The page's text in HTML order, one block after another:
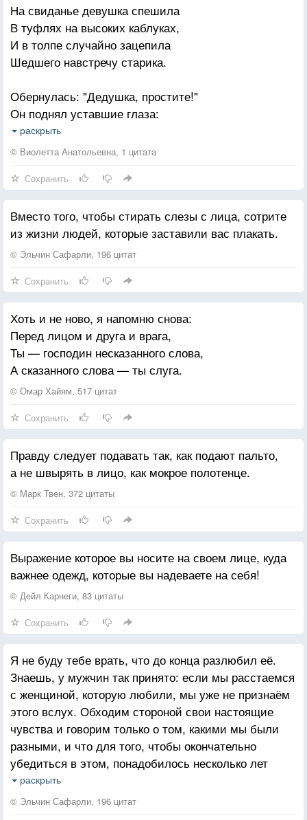
На свиданье девушка спешила
В туфлях на высоких каблуках,
И в толпе случайно зацепила
Шедшего навстречу старика.
Обернулась: "Дедушка, простите!"
Он поднял уставшие глаза:
"Милая, куда ж вы так спешите?"
"Ждут меня, опаздывать нельзя".
"Хорошо, когда вас где-то ждут,
И встречают с радостью на лицах,
А моя любовь нашла приют
Там, куда могу не торопиться."
И в глазах застыло сожаленье ...
Он продолжил : "Вот уже семь лет
Ей ношу ромашки в день рожденья.
Их она особенно любила,
В волосы вплетала и в венок.
Даже в день знакомства, помню, было
Много лет мы были с ней женаты,
Но не гас любви волшебной пыл.
С первой встречи до последней даты,
Я всю жизнь её боготворил."
Улыбнулся, крепче сжал букет,
И пошёл тихонько к остановке...
А она смотрела ему вслед,
Словно вниз летела без страховки...
Злится, ведь у них всего лишь вечер ...
Галочкой помеченный в графе
Между тренингом и важной встречей.
Да, он изначально не скрывал,
Кто такой, какой машиной "рулит".
После встреч такси ей вызывал,
А она надеялась, что любит ...
Ухмыльнувшись, сбросила звонок,
Номер удалила в неизвестность.
раскрыть
© Виолетта Анатольевна, 1 цитата
Сохранить
Вместо того, чтобы стирать слезы с лица, сотрите
из жизни людей, которые заставили вас плакать.
© Эльчин Сафарли, 196 цитат
Сохранить
Хоть и не ново, я напомню снова:
Перед лицом и друга и врага,
Ты — господин несказанного слова,
А сказанного слова — ты слуга.
© Омар Хайям, 517 цитат
Сохранить
Правду следует подавать так, как подают пальто,
а не швырять в лицо, как мокрое полотенце.
© Марк Твен, 372 цитаты
Сохранить
Выражение которое вы носите на своем лице, куда
важнее одежд, которые вы надеваете на себя!
© Дейл Карнеги, 83 цитаты
Сохранить
Я не буду тебе врать, что до конца разлюбил её.
Знаешь, у мужчин так принято: если мы расстаемся
с женщиной, которую любили, мы уже не признаём
этого вслух. Обходим стороной свои настоящие
чувства и говорим только о том, какими мы были
разными, и что для того, чтобы окончательно
убедиться в этом, понадобилось несколько лет
пожить вместе. Не что иное, как ложь, под которой
глыба гордости. В действительности, в глубине
раскрыть
© Эльчин Сафарли, 196 цитат